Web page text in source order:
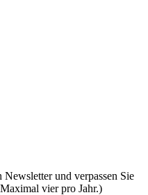
und verpassen Sie
vier pro Jahr.)